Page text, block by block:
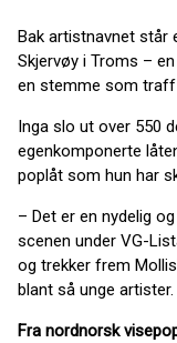
Bak artistnavnet står
Skjervøy i Troms –
en stemme som traff
Inga slo ut over 550
egenkomponerte
poplåt som hun har
– Det er en nydelig
scenen under VG-
og trekker frem
blant så unge artister.
Fra nordnorsk